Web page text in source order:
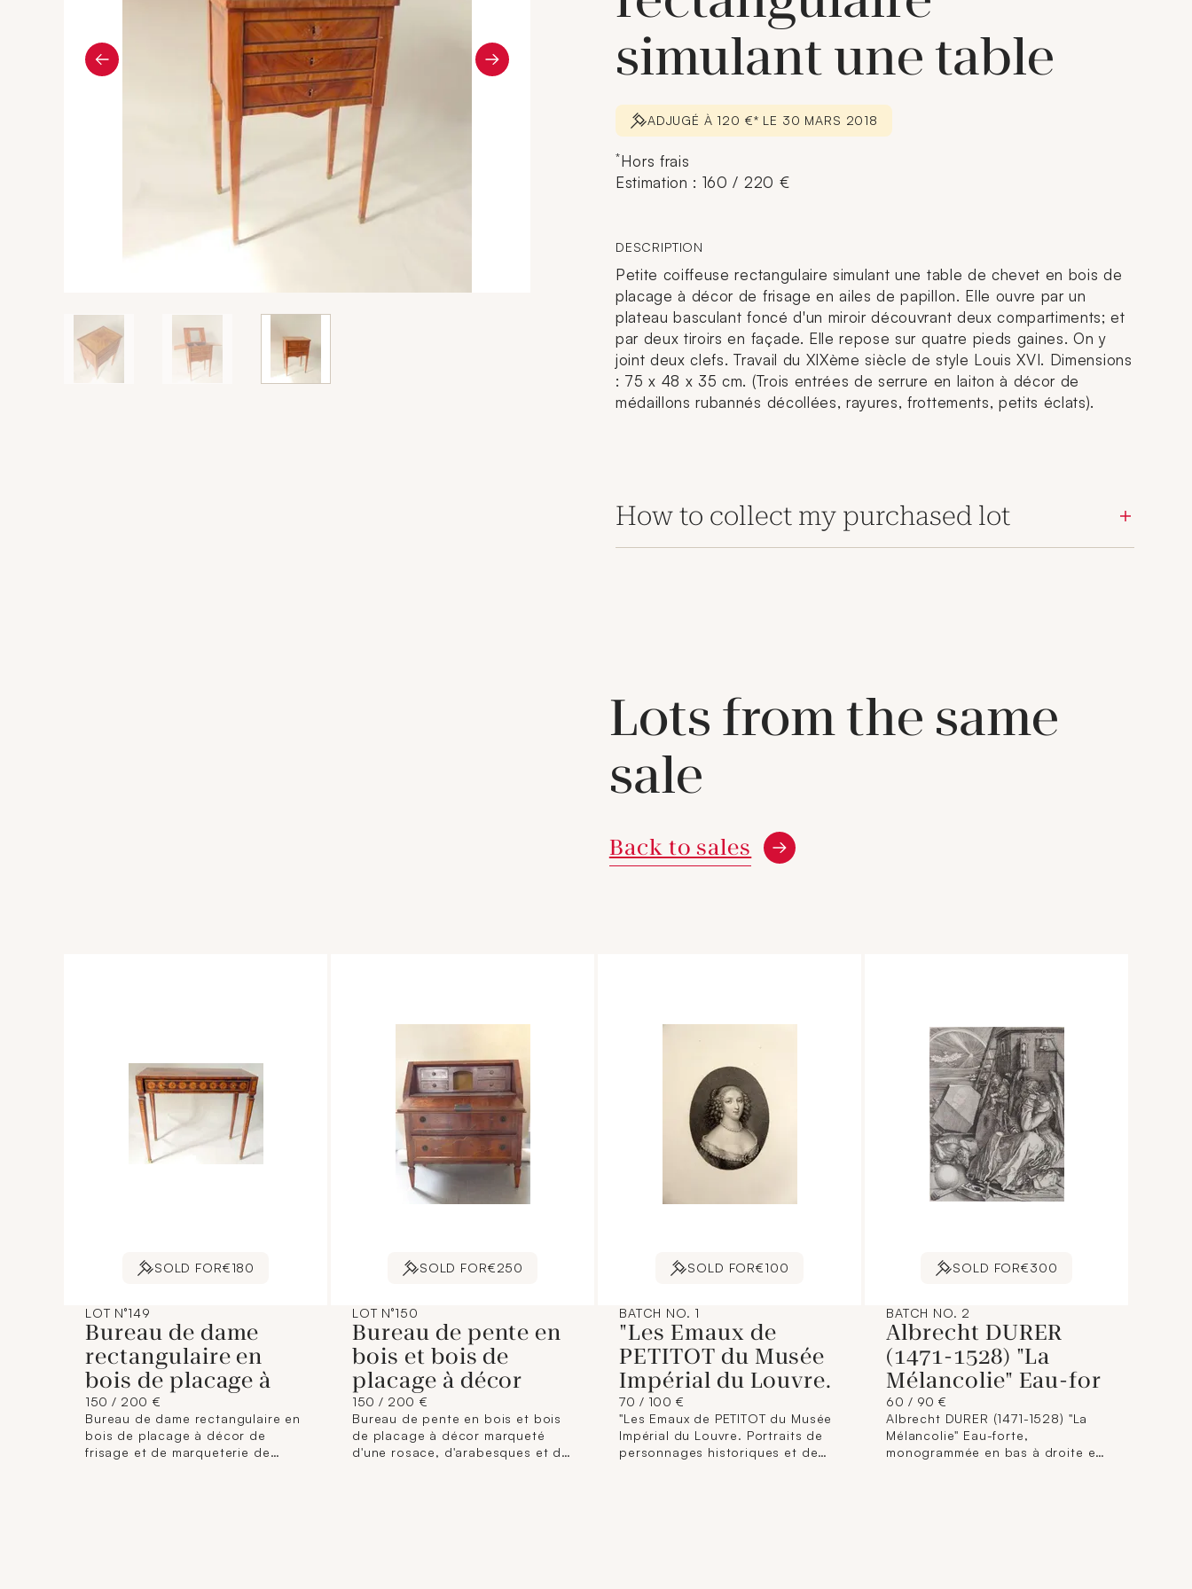
simulant une table
ADJUGÉ À 120 €* LE 30 MARS 2018
*Hors frais
Estimation : 160 / 220 €
DESCRIPTION
Petite coiffeuse rectangulaire simulant une table de chevet en bois de
placage à décor de frisage en ailes de papillon. Elle ouvre par un
plateau basculant foncé d'un miroir découvrant deux compartiments; et
par deux tiroirs en façade. Elle repose sur quatre pieds gaines. On y
joint deux clefs. Travail du XIXème siècle de style Louis XVI. Dimensions
: 75 x 48 x 35 cm. (Trois entrées de serrure en laiton à décor de
médaillons rubannés décollées, rayures, frottements, petits éclats).
How to collect my purchased lot
Lots from the same
sale
Back to sales
SOLD FOR€180
LOT N°149
Bureau de dame
rectangulaire en
bois de placage à
150 / 200 €
Bureau de dame rectangulaire en
bois de placage à décor de
frisage et de marqueterie de
SOLD FOR€250
LOT N°150
Bureau de pente en
bois et bois de
placage à décor
150 / 200 €
Bureau de pente en bois et bois
de placage à décor marqueté
d'une rosace, d'arabesques et de
SOLD FOR€100
BATCH NO. 1
"Les Emaux de
PETITOT du Musée
Impérial du Louvre.
70 / 100 €
"Les Emaux de PETITOT du Musée
Impérial du Louvre. Portraits de
personnages historiques et de
SOLD FOR€300
BATCH NO. 2
Albrecht DURER
(1471-1528) "La
Mélancolie" Eau-for
60 / 90 €
Albrecht DURER (1471-1528) "La
Mélancolie" Eau-forte,
monogrammée en bas à droite et